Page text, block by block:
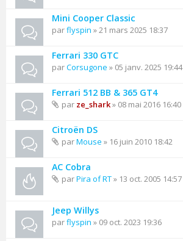
Mini Cooper Classic
parflyspin » 21 mars 2025 18:37
Ferrari 330 GTC
parCorsugone » 05 janv. 2025 19:44
Ferrari 512 BB & 365 GT4
par ze_shark» 08 mai 2016 16:40
Citroën DS
parMouse » 16 juin 2010 18:42
AC Cobra
parPira of RT» 13 oct. 2005 14:57
Jeep Willys
parflyspin » 09 oct. 2023 19:36